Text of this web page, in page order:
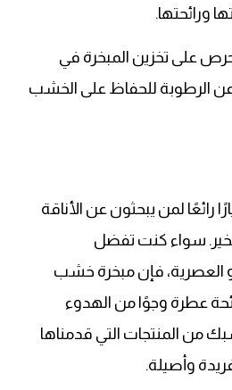
ورائحتها.
على تخزين المبخرة في
الرطوبة للحفاظ على الخشب
رائعًا لمن يبحثون عن الأناقة
سواء كنت تفضل
العصرية، فإن مبخرة خشب
عطرة وجوًا من الهدوء
من المنتجات التي قدمناها
وأصيلة.